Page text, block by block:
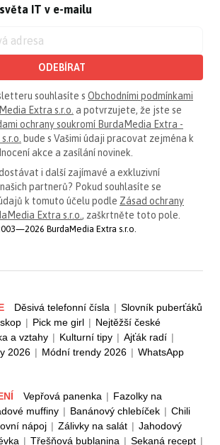
IT v e-mailu
ODEBÍRAT
souhlasíte s Obchodními podmínkami
Extra s.r.o. a potvrzujete, že jste se
ochrany soukromí BurdaMedia Extra -
bude s Vašimi údaji pracovat zejména k
akce a zasílání novinek.
i další zajímavé a exkluzivní
partnerů? Pokud souhlasíte se
k tomuto účelu podle Zásad ochrany
Extra s.r.o., zaškrtněte toto pole.
BurdaMedia Extra s.r.o.
Děsivá telefonní čísla | Slovník puberťáků
| Pick me girl | Nejtěžší české
a vztahy | Kulturní tipy | Ajťák radí |
2026 | Módní trendy 2026 | WhatsApp
Vepřová panenka | Fazolky na
muffiny | Banánový chlebíček | Chili
nápoj | Zálivky na salát | Jahodový
| Třešňová bublanina | Sekaná recept |